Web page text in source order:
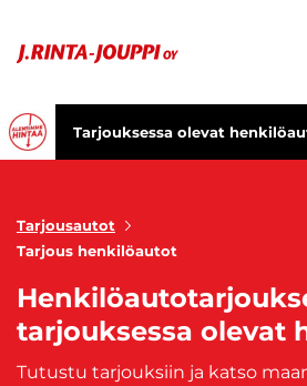
Tarjouksessa olevat
Tarjousautot
Tarjous henkilöautot
tarjouksessa olevat